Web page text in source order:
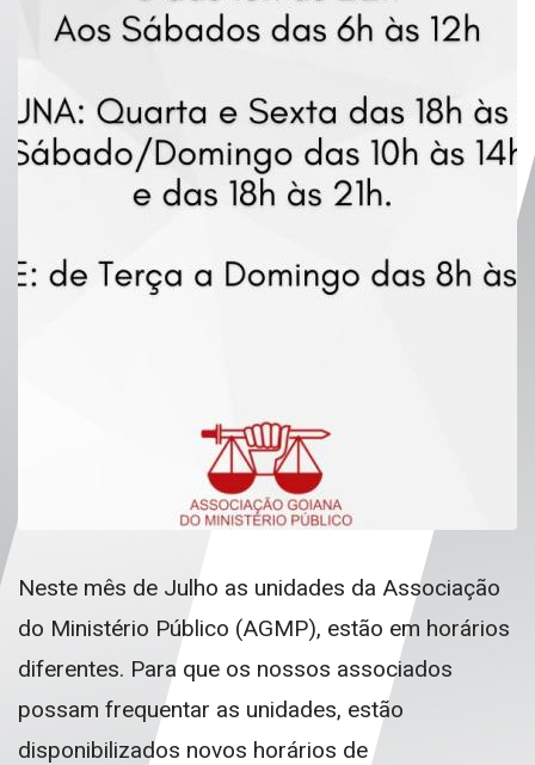
Neste mês de Julho as unidades da Associação
do Ministério Público (AGMP), estão em horários
diferentes. Para que os nossos associados
possam frequentar as unidades, estão
disponibilizados novos horários de